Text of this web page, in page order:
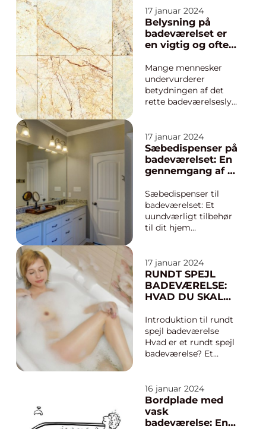
der er nogle vigtige
faktorer, man bør
overveje for at sikre
holdbare og flotte
artikel vil guide dig
gennem processen
med at...
17 januar 2024
Belysning på
badeværelset er
en vigtig og ofte
når det kommer
til indretning af
hjemmet
Mange mennesker
undervurderer
betydningen af det
rette badeværelseslys
aspekter som plads
og indretning. Men
den rigtige belysning
kan virkelig hjælpe
behagelig atmosfære
og forbedre
funktionalitet...
17 januar 2024
Sæbedispenser på
badeværelset: En
gennemgang af et
dit hjem
Sæbedispenser til
badeværelset: Et
uundværligt tilbehør
til dit hjem
badeværelset er en af
de små detaljer, der
ofte overses, men
som spiller en
daglige rutiner.
Uanset om man er i
gang med morge...
17 januar 2024
RUNDT SPEJL
BADEVÆRELSE:
HVAD DU SKAL
Introduktion til rundt
spejl badeværelse
Hvad er et rundt spejl
badeværelse? Et
stilfuld og moderne
løsning til dit
badeværelsesindretni
ng. Det er en type
16 januar 2024
Bordplade med
vask
badeværelse: En